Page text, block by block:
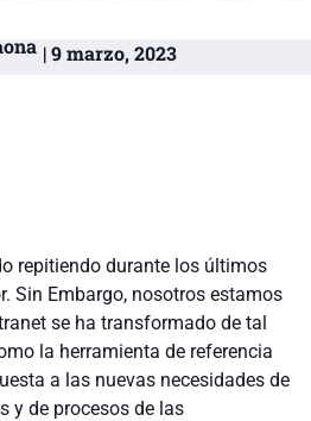
| 9 marzo, 2023
repitiendo durante los últimos
Sin Embargo, nosotros estamos
se ha transformado de tal
la herramienta de referencia
a las nuevas necesidades de
y de procesos de las